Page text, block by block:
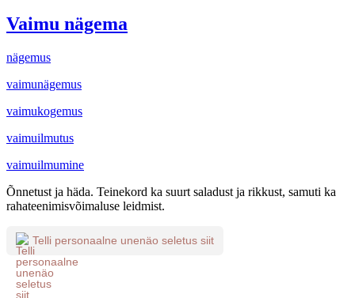
Vaimu nägema
nägemus
vaimunägemus
vaimukogemus
vaimuilmutus
vaimuilmumine
Õnnetust ja häda. Teinekord ka suurt saladust ja rikkust, samuti ka
rahateenimisvõimaluse leidmist.
Telli personaalne unenäo seletus siit